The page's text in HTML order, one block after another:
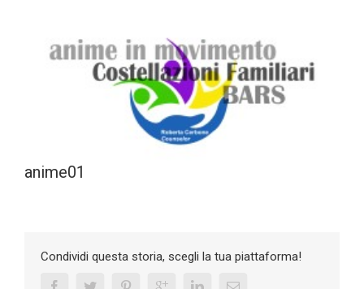
anime01
Condividi questa storia, scegli la tua piattaforma!